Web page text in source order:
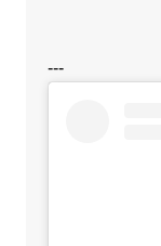
---